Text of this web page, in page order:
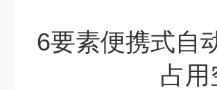
6要素便携式自
占